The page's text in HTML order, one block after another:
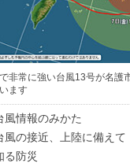
非常に強い台風13号が名護
ます
風情報のみかた
風の接近、上陸に備えて
る防災